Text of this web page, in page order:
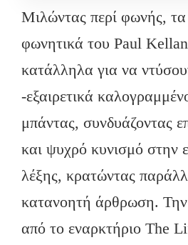
Μιλώντας περί φωνής,
φωνητικά του Paul
κατάλληλα για να
-εξαιρετικά
μπάντας, συνδυάζοντας
και ψυχρό κυνισμό στην
λέξης, κρατώντας
κατανοητή άρθρωση. Την
από το εναρκτήριο The